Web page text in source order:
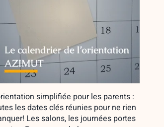
simplifiée pour les parents :
les dates clés réunies pour ne rien
Les salons, les journées portes